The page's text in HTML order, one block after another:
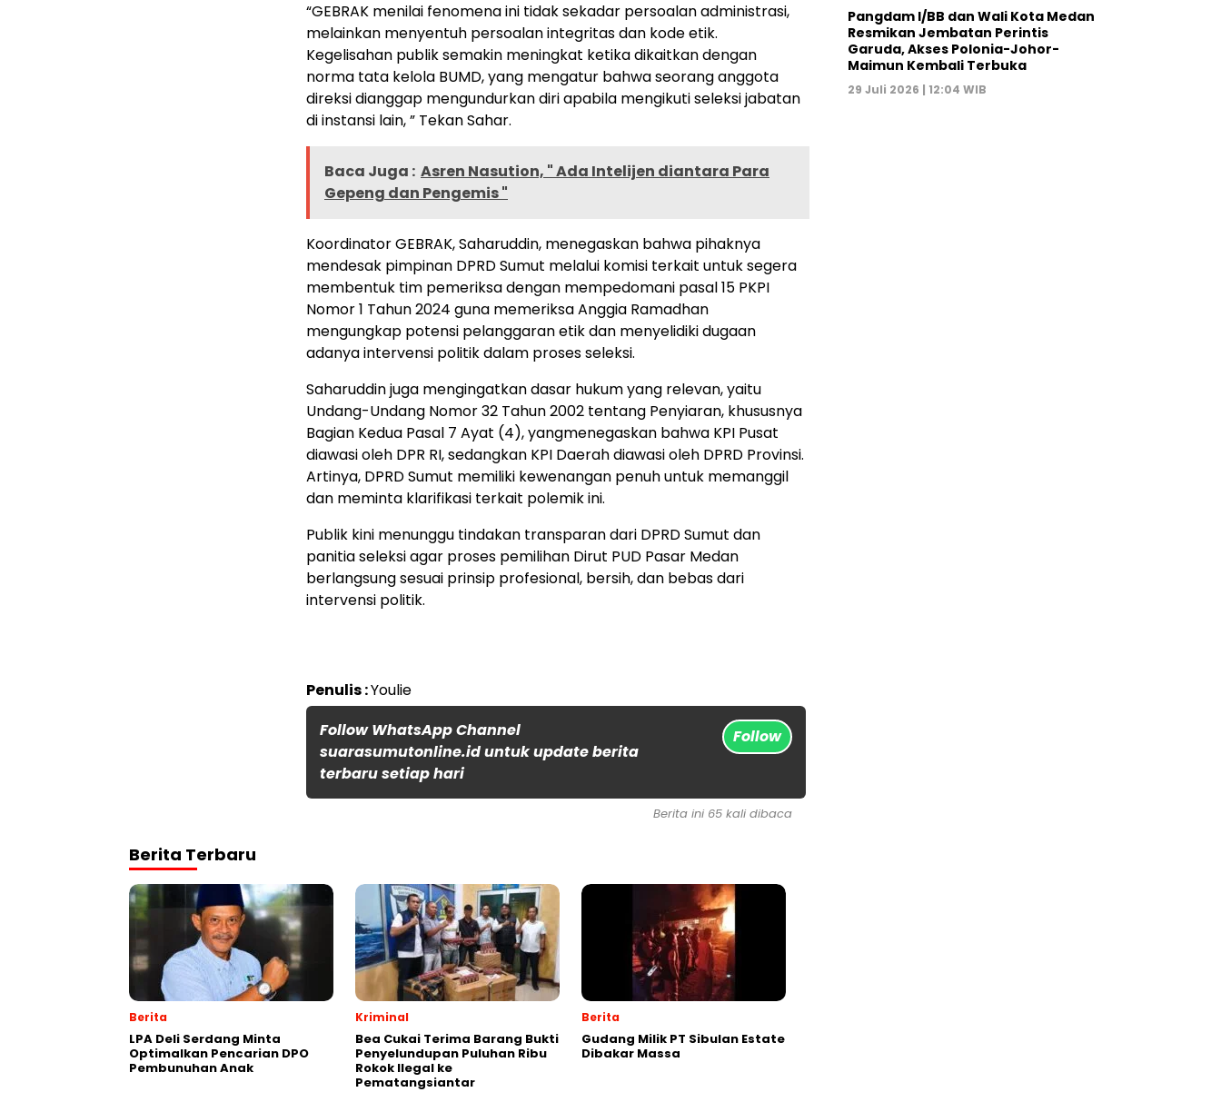
“GEBRAK menilai fenomena ini tidak sekadar persoalan administrasi,
melainkan menyentuh persoalan integritas dan kode etik.
Kegelisahan publik semakin meningkat ketika dikaitkan dengan
norma tata kelola BUMD, yang mengatur bahwa seorang anggota
direksi dianggap mengundurkan diri apabila mengikuti seleksi jabatan
di instansi lain, ” Tekan Sahar.
Baca Juga : Asren Nasution, " Ada Intelijen diantara Para
Gepeng dan Pengemis "
Koordinator GEBRAK, Saharuddin, menegaskan bahwa pihaknya
mendesak pimpinan DPRD Sumut melalui komisi terkait untuk segera
membentuk tim pemeriksa dengan mempedomani pasal 15 PKPI
Nomor 1 Tahun 2024 guna memeriksa Anggia Ramadhan
mengungkap potensi pelanggaran etik dan menyelidiki dugaan
adanya intervensi politik dalam proses seleksi.
Saharuddin juga mengingatkan dasar hukum yang relevan, yaitu
Undang-Undang Nomor 32 Tahun 2002 tentang Penyiaran, khususnya
Bagian Kedua Pasal 7 Ayat (4), yangmenegaskan bahwa KPI Pusat
diawasi oleh DPR RI, sedangkan KPI Daerah diawasi oleh DPRD Provinsi.
Artinya, DPRD Sumut memiliki kewenangan penuh untuk memanggil
dan meminta klarifikasi terkait polemik ini.
Publik kini menunggu tindakan transparan dari DPRD Sumut dan
panitia seleksi agar proses pemilihan Dirut PUD Pasar Medan
berlangsung sesuai prinsip profesional, bersih, dan bebas dari
intervensi politik.
Penulis :Youlie
Follow WhatsApp Channel
suarasumutonline.id untuk update berita
terbaru setiap hari
Follow
Berita ini 65 kali dibaca
Berita Terbaru
Berita
LPA Deli Serdang Minta
Optimalkan Pencarian DPO
Pembunuhan Anak
Kriminal
Bea Cukai Terima Barang Bukti
Penyelundupan Puluhan Ribu
Rokok Ilegal ke
Pematangsiantar
Berita
Gudang Milik PT Sibulan Estate
Dibakar Massa
Pangdam I/BB dan Wali Kota Medan
Resmikan Jembatan Perintis
Garuda, Akses Polonia-Johor-
Maimun Kembali Terbuka
29 Juli 2026 | 12:04 WIB